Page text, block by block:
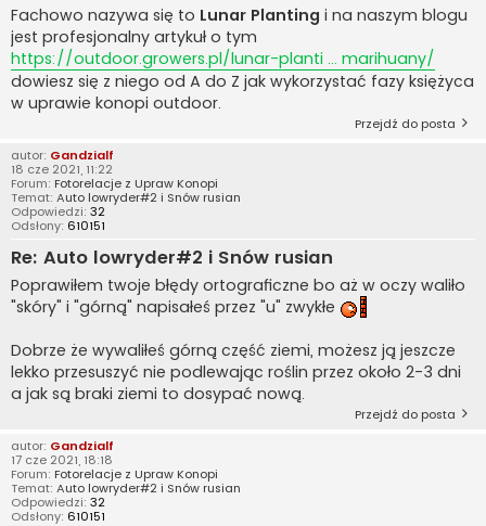
Fachowo nazywa się to Lunar Planting i na naszym blogu
jest profesjonalny artykuł o tym
https://outdoor.growers.pl/lunar-planti ... marihuany/
dowiesz się z niego od A do Z jak wykorzystać fazy księżyca
w uprawie konopi outdoor.
Przejdź do posta
autor: Gandzialf
18 cze 2021, 11:22
Forum: Fotorelacje z Upraw Konopi
Temat: Auto lowryder#2 i Snów rusian
Odpowiedzi: 32
Odsłony: 610151
Re: Auto lowryder#2 i Snów rusian
Poprawiłem twoje błędy ortograficzne bo aż w oczy waliło
"skóry" i "górną" napisałeś przez "u" zwykłe
Dobrze że wywaliłeś górną część ziemi, możesz ją jeszcze
lekko przesuszyć nie podlewając roślin przez około 2-3 dni
a jak są braki ziemi to dosypać nową.
Przejdź do posta
autor: Gandzialf
17 cze 2021, 18:18
Forum: Fotorelacje z Upraw Konopi
Temat: Auto lowryder#2 i Snów rusian
Odpowiedzi: 32
Odsłony: 610151